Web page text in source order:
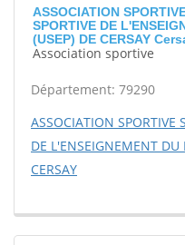
ASSOCIATION
SPORTIVE DE
(USEP) DE CERSAY
Association sportive
Département: 79290
ASSOCIATION SPORTIVE
DE L'ENSEIGNEMENT DU
CERSAY